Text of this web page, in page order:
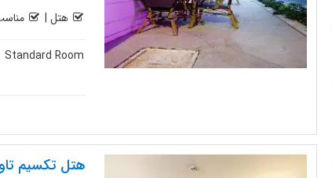
هتل |
Standard Room
هتل تکسیم